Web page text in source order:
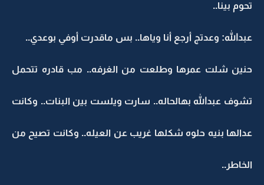
تحوم بينا..
عبدالله: وعدتج أرجع أنا وياها.. بس ماقدرت أوفي بوعدي..
حنين شلت عمرها وطلعت من الغرفه.. مب قادره تتحمل
تشوف عبدالله بهالحاله.. سارت ويلست بين البنات.. وكانت
عدالها بنيه حلوه شكلها غريب عن العيله.. وكانت تصيح من
الخاطر..